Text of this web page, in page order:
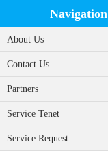
Navigation
About Us
Contact Us
Partners
Service Tenet
Service Request